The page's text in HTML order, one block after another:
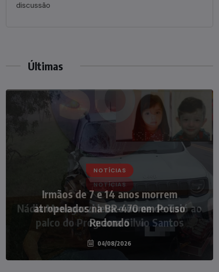
discussão
Últimas
NOTÍCIAS
Nádia Menegazzi leva o nome de Taió ao
palco do Programa Silvio Santos
07/08/2026